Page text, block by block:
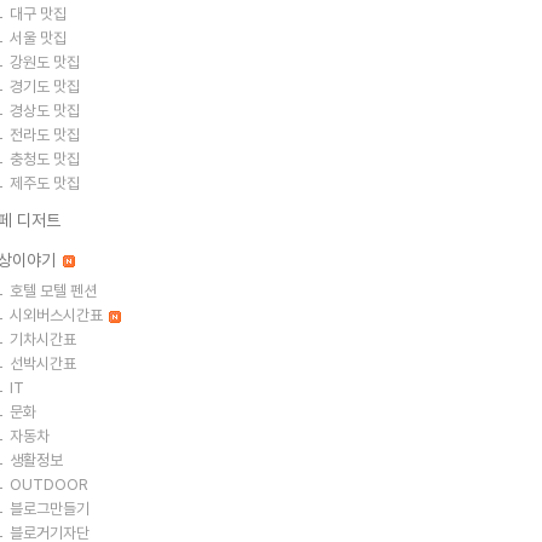
대구 맛집
서울 맛집
강원도 맛집
경기도 맛집
경상도 맛집
전라도 맛집
충청도 맛집
제주도 맛집
디저트
이야기
호텔 모텔 펜션
시외버스시간표
기차시간표
선박시간표
IT
문화
자동차
생활정보
OUTDOOR
블로그만들기
블로거기자단